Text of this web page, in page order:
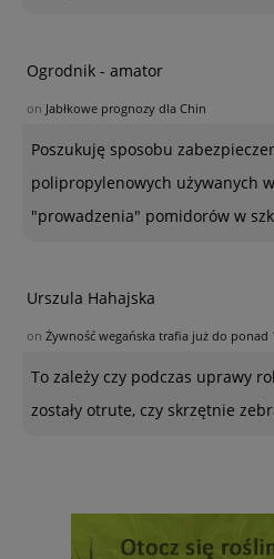
Ogrodnik - amator
on Jabłkowe prognozy dla Chin
Poszukuję sposobu
polipropylenowych używanych
"prowadzenia" pomidorów w
Urszula Hahajska
on Żywność wegańska trafia już do ponad
To zależy czy podczas uprawy
zostały otrute, czy skrzętnie